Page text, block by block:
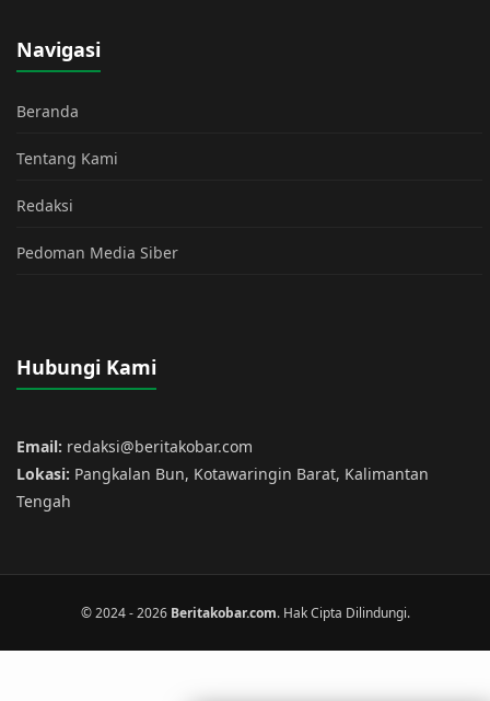
Navigasi
Beranda
Tentang Kami
Redaksi
Pedoman Media Siber
Hubungi Kami
Email: redaksi@beritakobar.com
Lokasi: Pangkalan Bun, Kotawaringin Barat, Kalimantan
Tengah
© 2024 - 2026 Beritakobar.com. Hak Cipta Dilindungi.